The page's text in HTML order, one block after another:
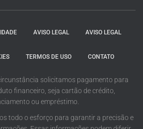
AVISO LEGAL AVISO LEGAL
TERMOS DE USO CONTATO
solicitamos pagamento para
financeiro, seja cartão de crédito,
ou empréstimo.
todo o esforço para garantir a precisão e